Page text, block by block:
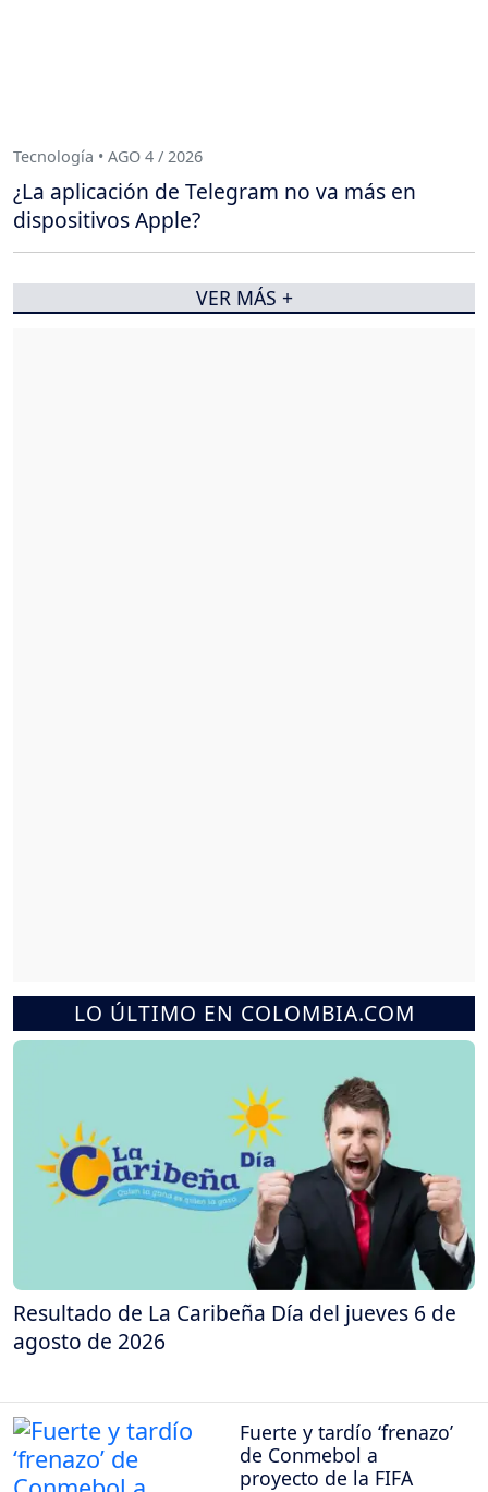
LO ÚLTIMO EN COLOMBIA.COM
Resultado de La Caribeña Día del jueves 6 de
agosto de 2026
Fuerte y tardío ‘frenazo’
de Conmebol a
proyecto de la FIFA
Tecnología • AGO 4 / 2026
¿La aplicación de Telegram no va más en
dispositivos Apple?
VER MÁS +